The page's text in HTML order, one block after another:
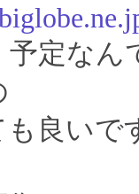
定なん
も良いで